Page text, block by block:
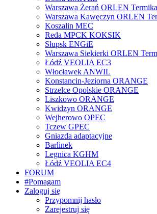
Warszawa Żerań ORLEN
Warszawa Kawęczyn ORLEN
Koszalin MEC
Reda MPCK KOKSIK
Słupsk ENGiE
Warszawa Siekierki ORLEN
Łódź VEOLIA EC3
Włocławek ANWIL
Konstancin-Jeziorna ORANGE
Strzelce Opolskie ORANGE
Liszkowo ORANGE
Kwidzyn ORANGE
Wejherowo OPEC
Tczew GPEC
Gniazda adaptacyjne
Barlinek
Legnica KGHM
Łódź VEOLIA EC4
FORUM
#Pomagam
Zaloguj się
Przypomnij hasło
Zarejestruj się